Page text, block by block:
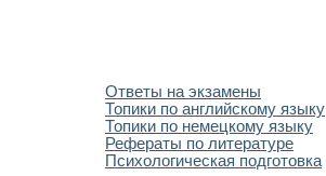
Ответы на экзамены
Топики по английскому языку
Топики по немецкому языку
Рефераты по литературе
Психологическая подготовка